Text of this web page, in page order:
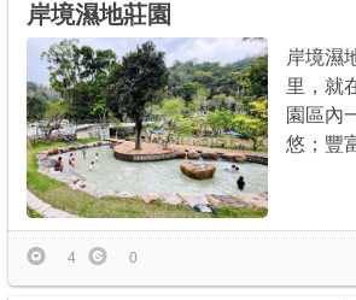
岸境濕地莊園
岸境濕
里，就
園區內
悠；豐
4 0